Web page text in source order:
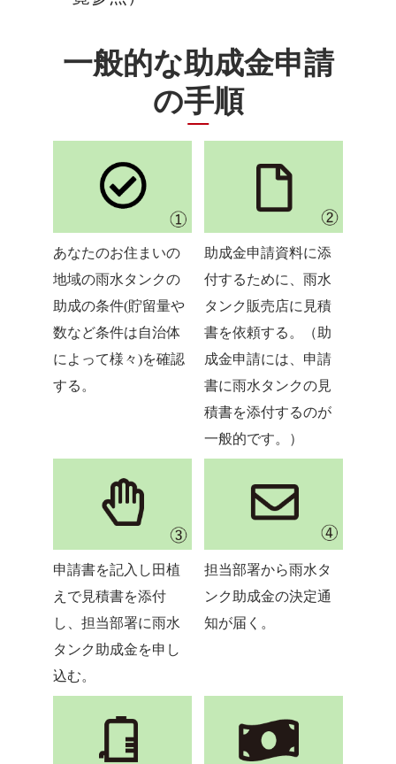
一般的な助成金申請
の手順
あなたのお住まいの
地域の雨水タンクの
助成の条件(貯留量や
数など条件は自治体
によって様々)を確認
する。
助成金申請資料に添
付するために、雨水
タンク販売店に見積
書を依頼する。（助
成金申請には、申請
書に雨水タンクの見
積書を添付するのが
一般的です。）
申請書を記入し田植
えで見積書を添付
し、担当部署に雨水
タンク助成金を申し
込む。
担当部署から雨水タ
ンク助成金の決定通
知が届く。